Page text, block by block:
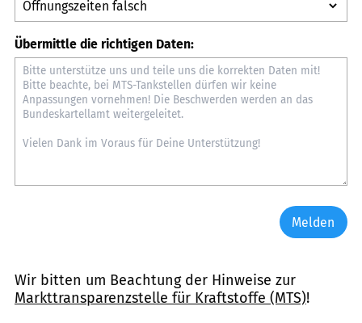
Übermittle die richtigen Daten:
Melden
Wir bitten um Beachtung der Hinweise zur
Markttransparenzstelle für Kraftstoffe (MTS)!